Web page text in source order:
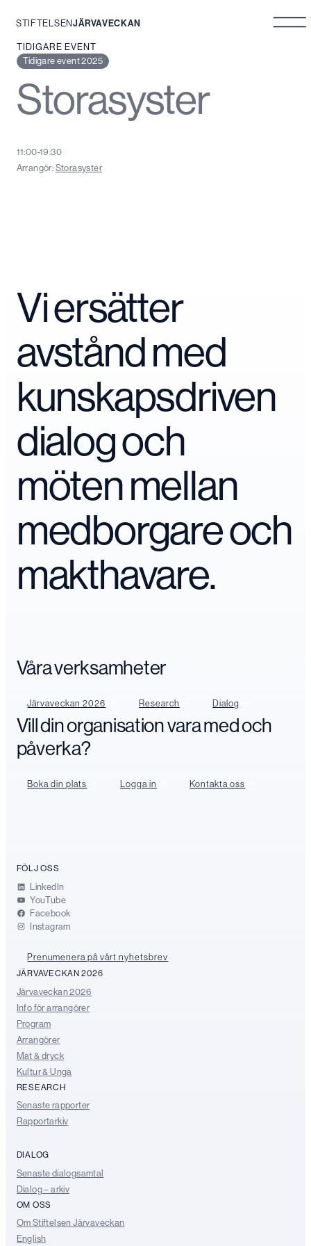
Hoppa
STIFTELSENJÄRVAVECKAN
TIDIGARE EVENT
Tidigare event 2025
Storasyster
11:00-19:30
Arrangör: Storasyster
Vi ersätter
avstånd med
kunskapsdriven
dialog och
möten mellan
medborgare och
makthavare.
Våra verksamheter
Järvaveckan 2026 Research Dialog
Vill din organisation vara med och
påverka?
Boka din plats Logga in Kontakta oss
FÖLJ OSS
LinkedIn
YouTube
Facebook
Instagram
Prenumenera på vårt nyhetsbrev
JÄRVAVECKAN 2026
Järvaveckan 2026
Info för arrangörer
Program
Arrangörer
Mat & dryck
Kultur & Unga
RESEARCH
Senaste rapporter
Rapportarkiv
DIALOG
Senaste dialogsamtal
Dialog – arkiv
OM OSS
Om Stiftelsen Järvaveckan
English